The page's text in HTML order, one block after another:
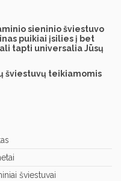
sieninio šviestuvo
puikiai įsilies į bet
tapti universalia Jūsų
šviestuvų teikiamomis
šviestuvai